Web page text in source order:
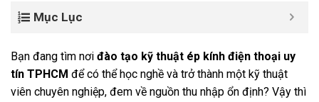
Mục Lục
Bạn đang tìm nơi đào tạo kỹ thuật ép kính điện thoại uy
tín TPHCM để có thể học nghề và trở thành một kỹ thuật
viên chuyên nghiệp, đem về nguồn thu nhập ổn định? Vậy thì